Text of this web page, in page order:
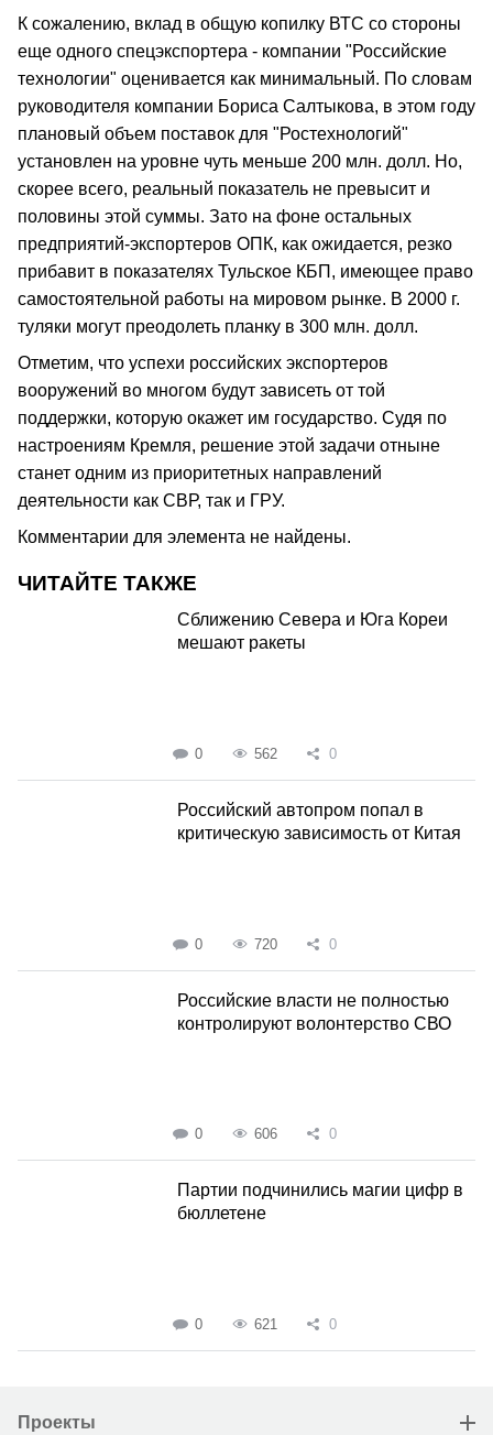
К сожалению, вклад в общую копилку ВТС со стороны
еще одного спецэкспортера - компании "Российские
технологии" оценивается как минимальный. По словам
руководителя компании Бориса Салтыкова, в этом году
плановый объем поставок для "Ростехнологий"
установлен на уровне чуть меньше 200 млн. долл. Но,
скорее всего, реальный показатель не превысит и
половины этой суммы. Зато на фоне остальных
предприятий-экспортеров ОПК, как ожидается, резко
прибавит в показателях Тульское КБП, имеющее право
самостоятельной работы на мировом рынке. В 2000 г.
туляки могут преодолеть планку в 300 млн. долл.
Отметим, что успехи российских экспортеров
вооружений во многом будут зависеть от той
поддержки, которую окажет им государство. Судя по
настроениям Кремля, решение этой задачи отныне
станет одним из приоритетных направлений
деятельности как СВР, так и ГРУ.
Комментарии для элемента не найдены.
ЧИТАЙТЕ ТАКЖЕ
Сближению Севера и Юга Кореи
мешают ракеты
0 562 0
Российский автопром попал в
критическую зависимость от Китая
0 720 0
Российские власти не полностью
контролируют волонтерство СВО
0 606 0
Партии подчинились магии цифр в
бюллетене
0 621 0
Проекты